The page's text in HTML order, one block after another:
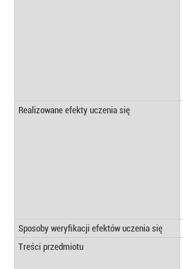
Realizowane efekty uczenia się
Sposoby weryfikacji efektów uczenia się
Treści przedmiotu